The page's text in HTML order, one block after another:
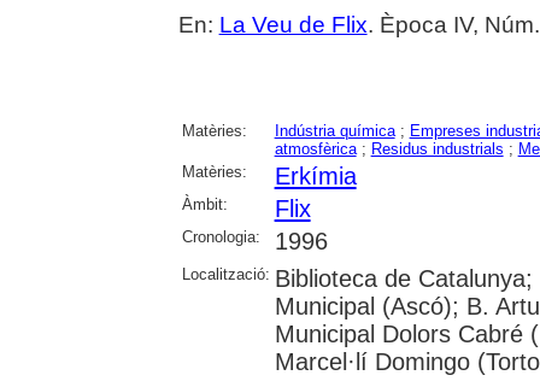
En: La Veu de Flix. Època IV,
Matèries: Indústria química; Empreses
atmosfèrica; Residus industrials ;
Matèries:
Erkímia
Àmbit: Flix
Cronologia: 1996
Localització: Biblioteca de
Municipal (Ascó); B.
Municipal Dolors Cabré
Marcel·lí Domingo